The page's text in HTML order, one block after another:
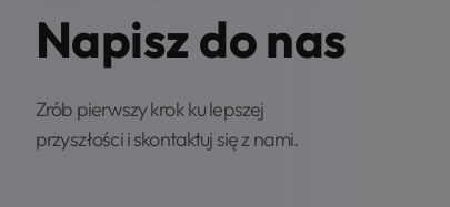
Napisz do nas
Zrób pierwszy krok ku lepszej
przyszłości i skontaktuj się z nami.